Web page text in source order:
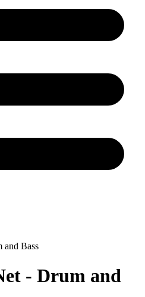
and Bass
- Drum and